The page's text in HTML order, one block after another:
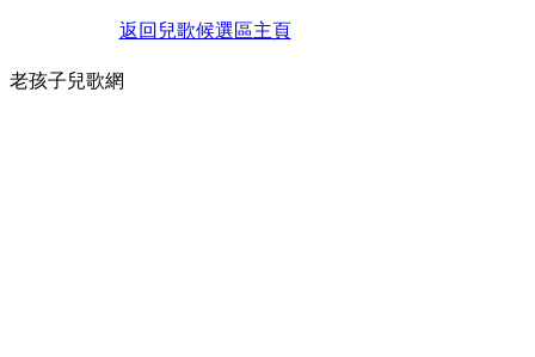
返回兒歌候選區主頁
老孩子兒歌網